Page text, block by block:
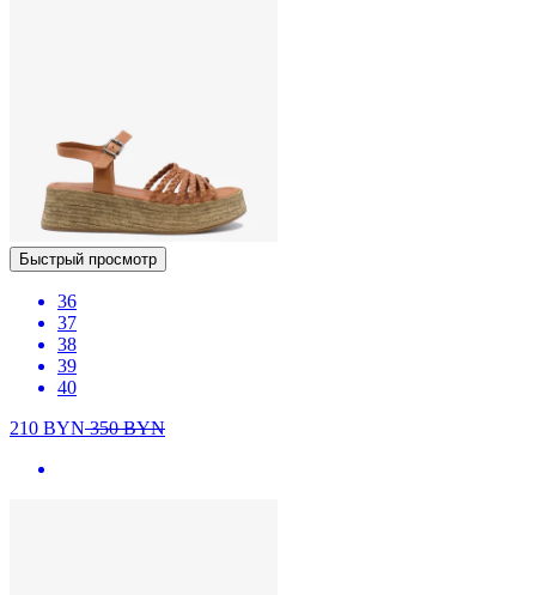
Быстрый просмотр
36
37
38
39
40
210 BYN350BYN